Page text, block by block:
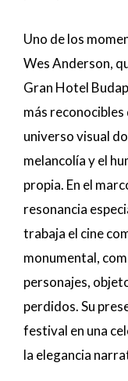
Uno de los
Wes Anderson,
Gran Hotel
más
universo visual
melancolía y el
propia. En el
resonancia
trabaja el cine
monumental,
personajes,
perdidos. Su
festival en una
la elegancia